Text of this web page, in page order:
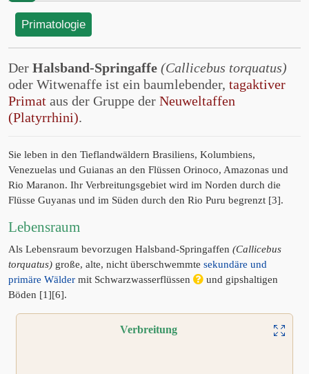
Primatologie
Der Halsband-Springaffe (Callicebus torquatus)
oder Witwenaffe ist ein baumlebender, tagaktiver
Primat aus der Gruppe der Neuweltaffen
(Platyrrhini).
Sie leben in den Tieflandwäldern Brasiliens, Kolumbiens,
Venezuelas und Guianas an den Flüssen Orinoco, Amazonas und
Rio Maranon. Ihr Verbreitungsgebiet wird im Norden durch die
Flüsse Guyanas und im Süden durch den Rio Puru begrenzt [3].
Lebensraum
Als Lebensraum bevorzugen Halsband-Springaffen (Callicebus
torquatus) große, alte, nicht überschwemmte sekundäre und
primäre Wälder mit Schwarzwasserflüssen
und gipshaltigen
Böden [1][6].
Verbreitung